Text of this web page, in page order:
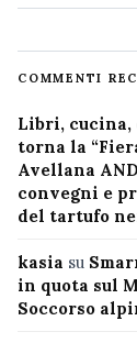
COMMENTI
Libri, cucina,
torna la
Avellana
convegni e
del tartufo
kasia su
in quota sul
Soccorso